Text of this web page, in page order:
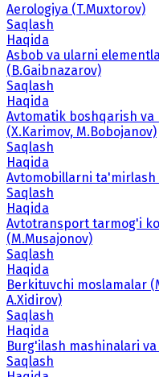
Aerologiya (T.Muxtorov)
Saqlash
Haqida
Asbob va ularni
(B.Gaibnazarov)
Saqlash
Haqida
Avtomatik boshqarish
(X.Karimov, M.Bobojanov)
Saqlash
Haqida
Avtomobillarni ta'mirlash
Saqlash
Haqida
Avtotransport tarmog'i
(M.Musajonov)
Saqlash
Haqida
Berkituvchi moslamalar
A.Xidirov)
Saqlash
Haqida
Burg'ilash mashinalari
Saqlash